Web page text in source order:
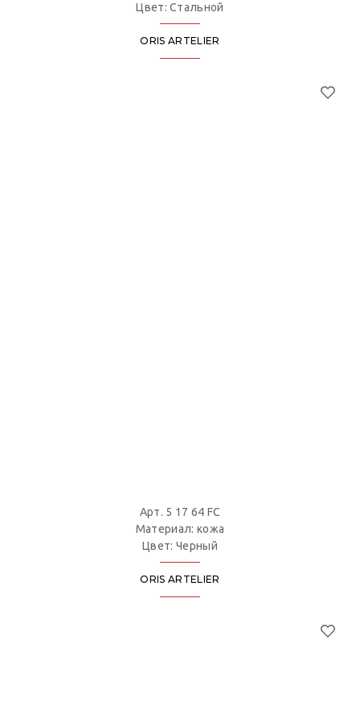
Цвет: Стальной
ORIS ARTELIER
Арт. 5 17 64 FC
Материал: кожа
Цвет: Черный
ORIS ARTELIER